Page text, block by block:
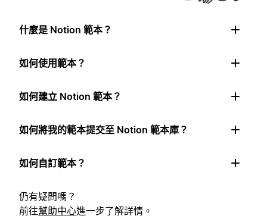
什麼是 Notion 範本？
如何使用範本？
如何建立 Notion 範本？
如何將我的範本提交至 Notion 範本庫？
如何自訂範本？
仍有疑問嗎？
前往幫助中心進一步了解詳情。